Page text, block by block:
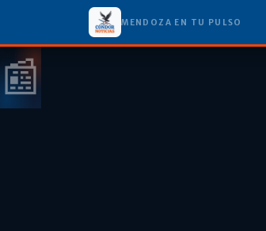
MENDOZA EN TU PULSO
📰